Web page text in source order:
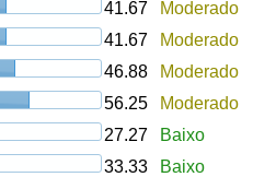
41.67
Moderado
41.67
Moderado
46.88
Moderado
56.25
Moderado
27.27
Baixo
33.33 Baixo